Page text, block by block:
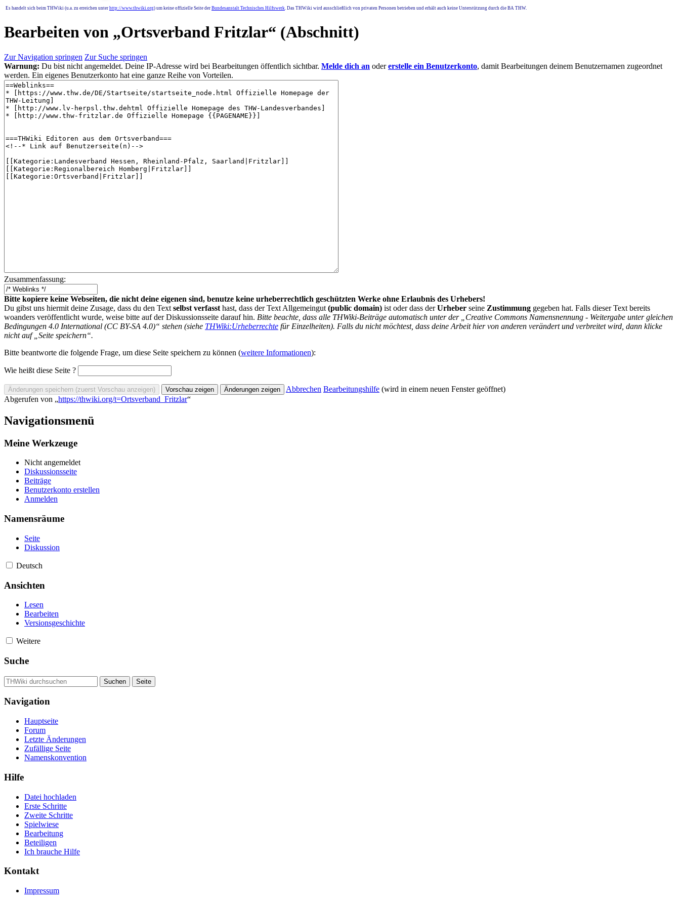
Es handelt sich beim THWiki (u.a. zu erreichen unter http://www.thwiki.org) um keine offizielle Seite der Bundesanstalt Technisches Hilfswerk. Das THWiki wird ausschließlich von privaten Personen betrieben und erhält auch keine Unterstützung durch die BA THW.
Bearbeiten von „Ortsverband Fritzlar“ (Abschnitt)
Zur Navigation springen Zur Suche springen
Warnung: Du bist nicht angemeldet. Deine IP-Adresse wird bei Bearbeitungen öffentlich sichtbar. Melde dich an odererstelle ein Benutzerkonto, damit Bearbeitungen deinem Benutzernamen zugeordnet
werden. Ein eigenes Benutzerkonto hat eine ganze Reihe von Vorteilen.
Zusammenfassung:
Bitte kopiere keine Webseiten, die nicht deine eigenen sind, benutze keine urheberrechtlich geschützten Werke ohne Erlaubnis des Urhebers!
Du gibst uns hiermit deine Zusage, dass du den Text selbst verfasst hast, dass der Text Allgemeingut (public domain) ist oder dass derUrheber seine Zustimmung gegeben hat. Falls dieser Text bereits
woanders veröffentlicht wurde, weise bitte auf der Diskussionsseite darauf hin. Bitte beachte, dass alle THWiki-Beiträge automatisch unter der „Creative Commons Namensnennung - Weitergabe unter gleichen
Bedingungen 4.0 International (CC BY-SA 4.0)“ stehen (siehe THWiki:Urheberrechte für Einzelheiten). Falls du nicht möchtest, dass deine Arbeit hier von anderen verändert und verbreitet wird, dann klicke
nicht auf „Seite speichern“.
Bitte beantworte die folgende Frage, um diese Seite speichern zu können (weitere Informationen):
Wie heißt diese Seite ?
Abbrechen Bearbeitungshilfe (wird in einem neuen Fenster geöffnet)
Abgerufen von „https://thwiki.org/t=Ortsverband_Fritzlar“
Navigationsmenü
Meine Werkzeuge
Nicht angemeldet
Diskussionsseite
Beiträge
Benutzerkonto erstellen
Anmelden
Namensräume
Seite
Diskussion
Deutsch
Ansichten
Lesen
Bearbeiten
Versionsgeschichte
Weitere
Suche
Navigation
Hauptseite
Forum
Letzte Änderungen
Zufällige Seite
Namenskonvention
Hilfe
Datei hochladen
Erste Schritte
Zweite Schritte
Spielwiese
Bearbeitung
Beteiligen
Ich brauche Hilfe
Kontakt
Impressum